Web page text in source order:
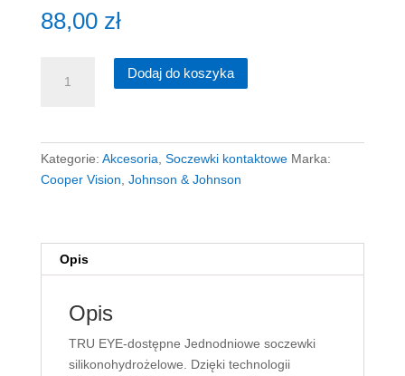
88,00 zł
TruEye
soczewek
jednodniowych
nazwie
Eyeoxy
perfect)
zamówienie
Dodaj do koszyka
Kategorie: Akcesoria Soczewki kontaktowe Marka:
Cooper Vision Johnson & Johnson
Opis
Opis
TRU EYE-dostępne Jednodniowe soczewki
silikonohydrożelowe. Dzięki technologii